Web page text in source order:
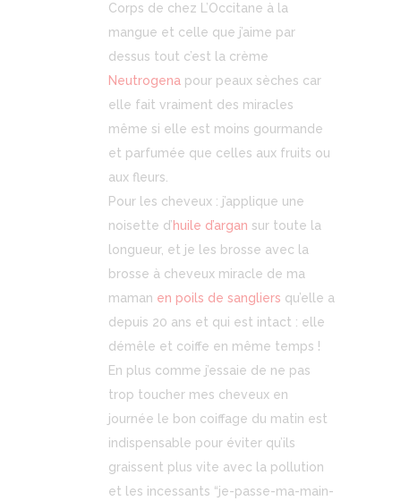
Corps de chez L’Occitane à la
mangue et celle que j’aime par
dessus tout c’est la crème
Neutrogena pour peaux sèches car
elle fait vraiment des miracles
même si elle est moins gourmande
et parfumée que celles aux fruits ou
aux fleurs.
Pour les cheveux : j’applique une
noisette d’huile d’argan sur toute la
longueur, et je les brosse avec la
brosse à cheveux miracle de ma
maman en poils de sangliers qu’elle a
depuis 20 ans et qui est intact : elle
démêle et coiffe en même temps !
En plus comme j’essaie de ne pas
trop toucher mes cheveux en
journée le bon coiffage du matin est
indispensable pour éviter qu’ils
graissent plus vite avec la pollution
et les incessants “je-passe-ma-main-